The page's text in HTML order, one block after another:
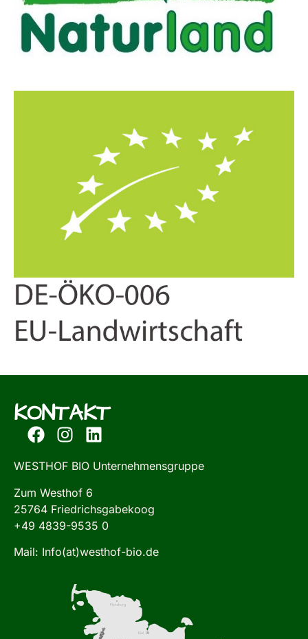
KONTAKT
WESTHOF BIO Unternehmensgruppe
Zum Westhof 6
25764 Friedrichsgabekoog
+49 4839-9535 0
Mail: Info(at)westhof-bio.de